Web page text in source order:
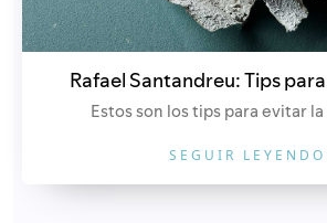
Rafael Santandreu: Tips
Estos son los tips para evitar
SEGUIR LEYENDO